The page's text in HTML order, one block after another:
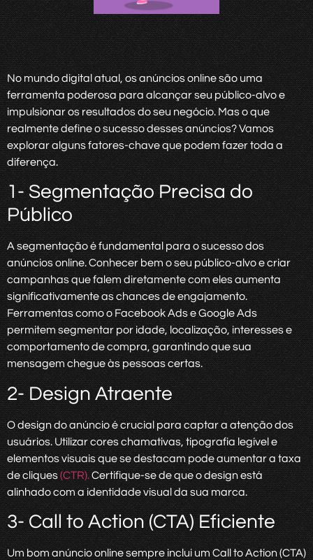
No mundo digital atual, os anúncios online são uma
ferramenta poderosa para alcançar seu público-alvo e
impulsionar os resultados do seu negócio. Mas o que
realmente define o sucesso desses anúncios? Vamos
explorar alguns fatores-chave que podem fazer toda a
diferença.
1- Segmentação Precisa do
Público
A segmentação é fundamental para o sucesso dos
anúncios online. Conhecer bem o seu público-alvo e criar
campanhas que falem diretamente com eles aumenta
significativamente as chances de engajamento.
Ferramentas como o Facebook Ads e Google Ads
permitem segmentar por idade, localização, interesses e
comportamento de compra, garantindo que sua
mensagem chegue às pessoas certas.
2- Design Atraente
O design do anúncio é crucial para captar a atenção dos
usuários. Utilizar cores chamativas, tipografia legível e
elementos visuais que se destacam pode aumentar a taxa
de cliques(CTR).Certifique-se de que o design está
alinhado com a identidade visual da sua marca.
3- Call to Action (CTA) Eficiente
Um bom anúncio online sempre inclui um Call to Action (CTA)